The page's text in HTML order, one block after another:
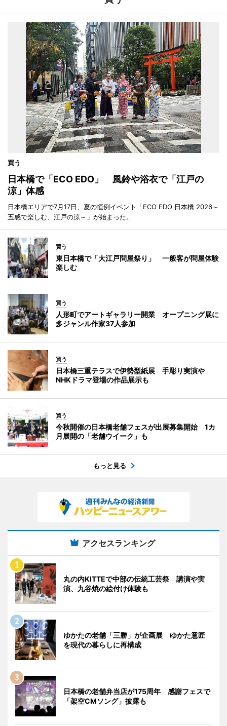
買う
日本橋で「ECO EDO」 風鈴や浴衣で「江戸の
涼」体感
日本橋エリアで7月17日、夏の恒例イベント「ECO EDO 日本橋 2026～
五感で楽しむ、江戸の涼～」が始まった。
買う
東日本橋で「大江戸問屋祭り」 一般客が問屋体験
楽しむ
買う
人形町でアートギャラリー開業 オープニング展に
多ジャンル作家37人参加
買う
日本橋三重テラスで伊勢型紙展 手彫り実演や
NHKドラマ登場の作品展示も
買う
今秋開催の日本橋老舗フェスが出展募集開始 1カ
月展開の「老舗ウイーク」も
もっと見る
アクセスランキング
丸の内KITTEで中部の伝統工芸祭 講演や実
演、九谷焼の絵付け体験も
ゆかたの老舗「三勝」が企画展 ゆかた意匠
を現代の暮らしに再構成
日本橋の老舗弁当店が175周年 感謝フェスで
「架空CMソング」披露も